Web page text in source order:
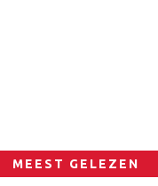
MEEST GELEZEN